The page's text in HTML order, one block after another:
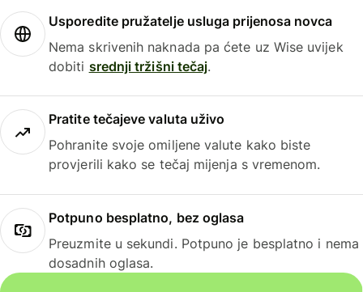
Usporedite pružatelje usluga prijenosa novca
Nema skrivenih naknada pa ćete uz Wise uvijek
dobiti srednji tržišni tečaj.
Pratite tečajeve valuta uživo
Pohranite svoje omiljene valute kako biste
provjerili kako se tečaj mijenja s vremenom.
Potpuno besplatno, bez oglasa
Preuzmite u sekundi. Potpuno je besplatno i nema
dosadnih oglasa.